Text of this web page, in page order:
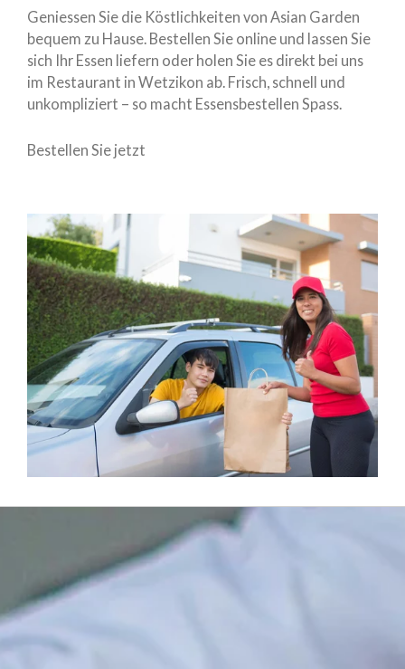
Geniessen Sie die Köstlichkeiten von Asian Garden
bequem zu Hause. Bestellen Sie online und lassen Sie
sich Ihr Essen liefern oder holen Sie es direkt bei uns
im Restaurant in Wetzikon ab. Frisch, schnell und
unkompliziert – so macht Essensbestellen Spass.
Bestellen Sie jetzt